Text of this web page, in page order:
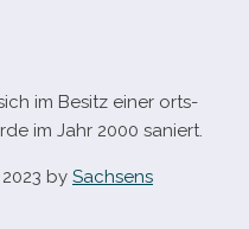
im Besitz einer orts­
im Jahr 2000 saniert.
by Sachsens